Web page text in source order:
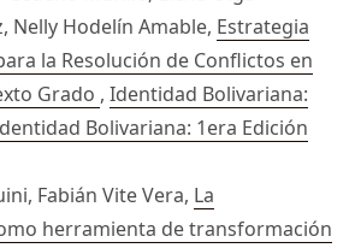
Nelly Hodelín Amable, Estrategia
la Resolución de Conflictos en
Grado , Identidad Bolivariana:
Bolivariana: 1era Edición
Fabián Vite Vera, La
herramienta de transformación